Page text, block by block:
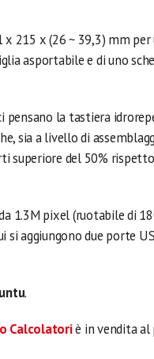
215 x (26 ~ 39,3) mm per
asportabile e di uno
pensano la tastiera
sia a livello di
superiore del 50%
1.3M pixel (ruotabile di
aggiungono due porte
.
Calcolatoriè in vendita al